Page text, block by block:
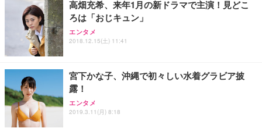
務用 おしゃれ パソコンチェア (ブラック)
Sezlife オフィスチェア デスクチェア 疲れない テレ
ワーク チェア 強化バックレスト 30度ロッキング機
能 人間工学 椅子 腰サポート 90度跳ね上げ式アーム
務用 おしゃれ パソコンチェア (ホワイト)
ANDWINT オフィスチェア デスクチェア 肘なし メ
ッシュ 通気性 ランバーサポート付き 腰サポート ガ
ス圧無段階昇降 360度回転 キャスター付き コンパク
【整備済み品】Dell E2724HS 27インチ 液晶モニタ
ー フルHD（1920×1080）VA 非光沢 HDMI/DisplayP
ort/VGA スピーカー内蔵 高さ調整 スイベル VESA対
【MiniLED/24.5inch/280Hz/FHD】GRAPHT THE S
HOOTER Gaming Monitor 24” Essential ゲーミン
グモニター QD 24.5インチ 1ms FHD 量子ドット 残
Smart Basic(スマートベーシック) 【Amazon.co.jp
限定】 Smart Basic アイリスオーヤマ ペットシーツ
超厚型 お徳用 ワイド 100枚入 (x 1) (ケース販売)
アイリスオーヤマ ペットシーツ 超厚型 お徳用 レギ
ュラー 200枚入【Amazon.co.jp限定】
高畑充希、来年1月の新ドラマで主演！見どこ
ろは「おじキュン」
エンタメ
2018.12.15(土) 11:41
宮下かな子、沖縄で初々しい水着グラビア披
露！
エンタメ
2019.3.11(月) 8:18